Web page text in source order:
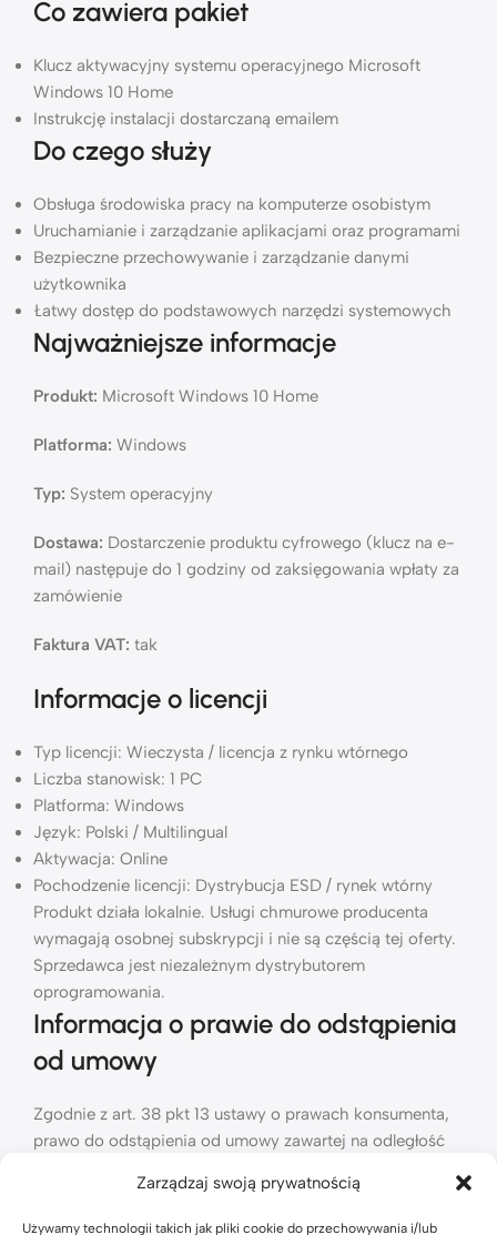
Zarządzaj swoją prywatnością
Używamy technologii takich jak pliki cookie do przechowywania i/lub
Co zawiera pakiet
Klucz aktywacyjny systemu operacyjnego Microsoft
Windows 10 Home
Instrukcję instalacji dostarczaną emailem
Do czego służy
Obsługa środowiska pracy na komputerze osobistym
Uruchamianie i zarządzanie aplikacjami oraz programami
Bezpieczne przechowywanie i zarządzanie danymi
użytkownika
Łatwy dostęp do podstawowych narzędzi systemowych
Najważniejsze informacje
Produkt: Microsoft Windows 10 Home
Platforma: Windows
Typ: System operacyjny
Dostawa: Dostarczenie produktu cyfrowego (klucz na e-
mail) następuje do 1 godziny od zaksięgowania wpłaty za
zamówienie
Faktura VAT: tak
Informacje o licencji
Typ licencji: Wieczysta / licencja z rynku wtórnego
Liczba stanowisk: 1 PC
Platforma: Windows
Język: Polski / Multilingual
Aktywacja: Online
Pochodzenie licencji: Dystrybucja ESD / rynek wtórny
Produkt działa lokalnie. Usługi chmurowe producenta
wymagają osobnej subskrypcji i nie są częścią tej oferty.
Sprzedawca jest niezależnym dystrybutorem
oprogramowania.
Informacja o prawie do odstąpienia
od umowy
Zgodnie z art. 38 pkt 13 ustawy o prawach konsumenta,
prawo do odstąpienia od umowy zawartej na odległość
cyfrowych. Akceptując dostarczenie klucza produktu
przed upływem 14-dniowego terminu, użytkownik wyraża